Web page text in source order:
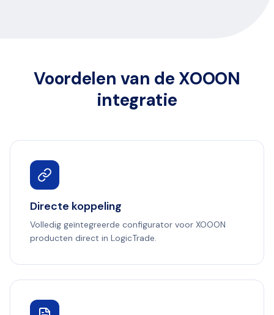
Voordelen van de XOOON
integratie
Directe koppeling
Volledig geïntegreerde configurator voor XOOON
producten direct in LogicTrade.